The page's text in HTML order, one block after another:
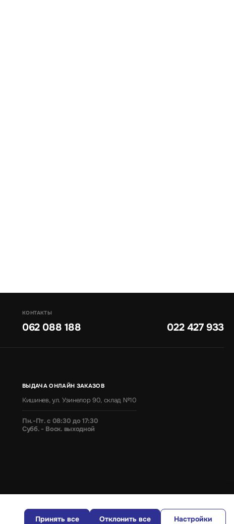
КОНТАКТЫ
062 088 188 022 427 933
ВЫДАЧА ОНЛАЙН ЗАКАЗОВ
Кишинев, ул. Узинелор 90, склад №10
Пн.-Пт. с 08:30 до 17:30
Субб. - Воск. выходной
Принять все Отклонить все Настройки